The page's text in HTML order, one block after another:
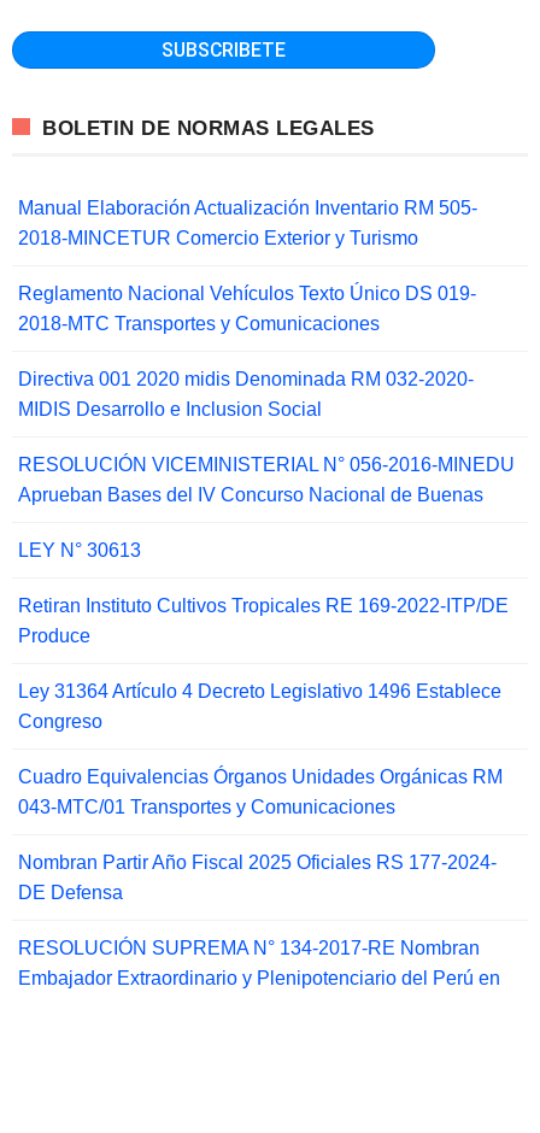
BOLETIN DE NORMAS LEGALES
Manual Elaboración Actualización Inventario RM 505-
2018-MINCETUR Comercio Exterior y Turismo
Reglamento Nacional Vehículos Texto Único DS 019-
2018-MTC Transportes y Comunicaciones
Directiva 001 2020 midis Denominada RM 032-2020-
MIDIS Desarrollo e Inclusion Social
RESOLUCIÓN VICEMINISTERIAL N° 056-2016-MINEDU
Aprueban Bases del IV Concurso Nacional de Buenas
LEY N° 30613
Retiran Instituto Cultivos Tropicales RE 169-2022-ITP/DE
Produce
Ley 31364 Artículo 4 Decreto Legislativo 1496 Establece
Congreso
Cuadro Equivalencias Órganos Unidades Orgánicas RM
043-MTC/01 Transportes y Comunicaciones
Nombran Partir Año Fiscal 2025 Oficiales RS 177-2024-
DE Defensa
RESOLUCIÓN SUPREMA N° 134-2017-RE Nombran
Embajador Extraordinario y Plenipotenciario del Perú en